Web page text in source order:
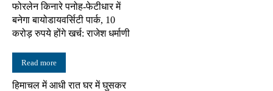
फोरलेन किनारे पनोह-फेटीधार में
बनेगा बायोडायवर्सिटी पार्क, 10
करोड़ रुपये होंगे खर्च: राजेश धर्माणी
Read more
हिमाचल में आधी रात घर में घुसकर